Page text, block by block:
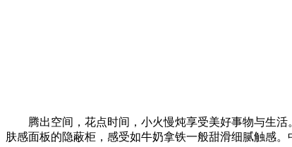
腾出空间，花点时间，小火慢炖享受美好事物与生活
肤感面板的隐蔽柜，感受如牛奶拿铁一般甜滑细腻触感